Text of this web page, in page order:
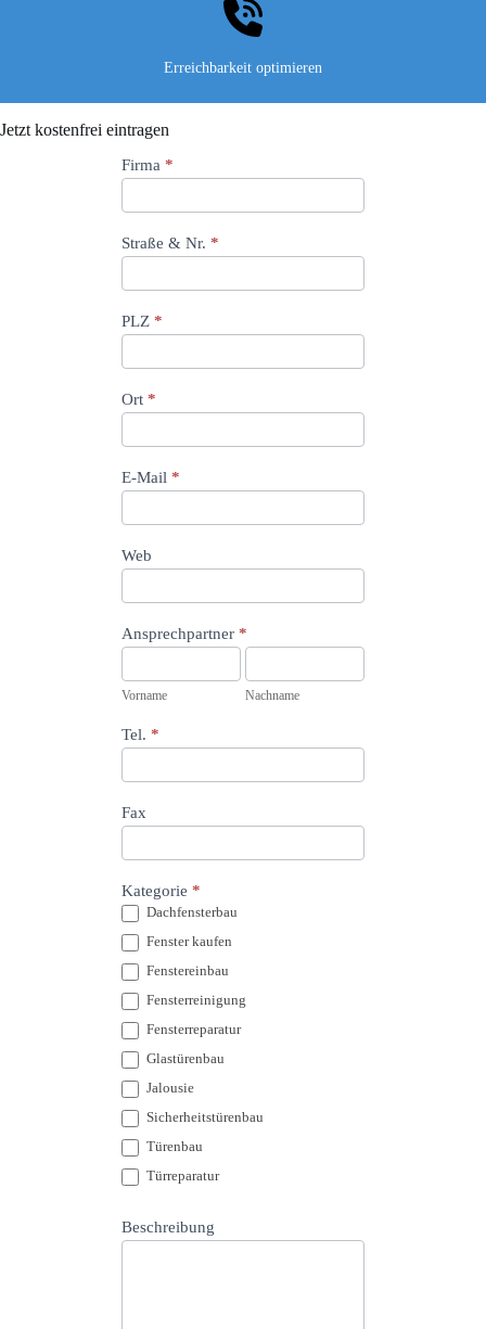
Erreichbarkeit optimieren
Jetzt kostenfrei eintragen
Directory
–
eintragen
Firma *
Straße & Nr. *
PLZ *
Ort *
E-Mail *
Web
Ansprechpartner *
Vorname
Vorname
Nachname
Nachname
Tel. *
Fax
Kategorie *
Dachfensterbau
Fenster kaufen
Fenstereinbau
Fensterreinigung
Fensterreparatur
Glastürenbau
Jalousie
Sicherheitstürenbau
Türenbau
Türreparatur
Beschreibung